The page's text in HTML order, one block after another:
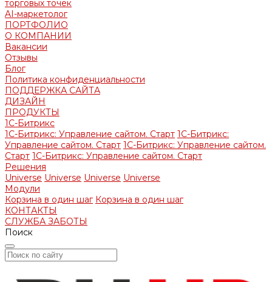
торговых точек
AI-маркетолог
ПОРТФОЛИО
О КОМПАНИИ
Вакансии
Отзывы
Блог
Политика конфиденциальности
ПОДДЕРЖКА САЙТА
ДИЗАЙН
ПРОДУКТЫ
1С-Битрикс
1С-Битрикс: Управление сайтом. Старт 1С-Битрикс:
Управление сайтом. Старт 1С-Битрикс: Управление сайтом.
Старт 1С-Битрикс: Управление сайтом. Старт
Решения
Universe Universe Universe Universe
Модули
Корзина в один шаг Корзина в один шаг
КОНТАКТЫ
СЛУЖБА ЗАБОТЫ
Поиск